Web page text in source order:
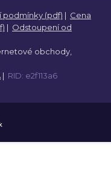
Blog
podmínky (pdf) | Cena
| Odstoupení od
obchody,
| RID: e2f113a6